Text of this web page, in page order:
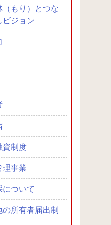
（もり）とつな
ビジョン
資制度
理事業
について
所有者届出制